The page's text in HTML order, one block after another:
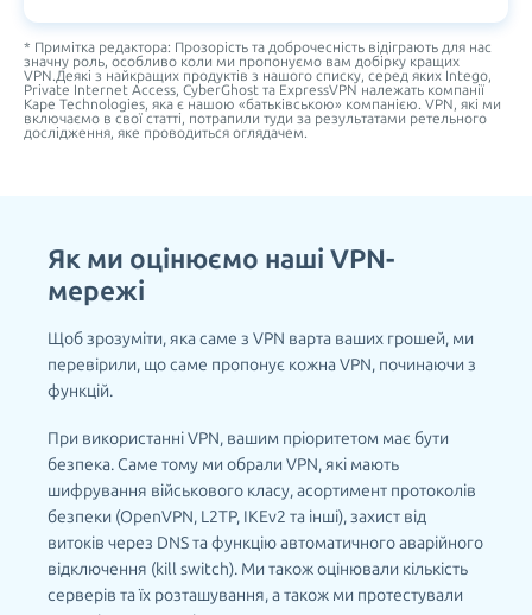
* Примітка редактора: Прозорість та доброчесність відіграють для нас
значну роль, особливо коли ми пропонуємо вам добірку кращих
VPN.Деякі з найкращих продуктів з нашого списку, серед яких Intego,
Private Internet Access, CyberGhost та ExpressVPN належать компанії
Kape Technologies, яка є нашою «батьківською» компанією. VPN, які ми
включаємо в свої статті, потрапили туди за результатами ретельного
дослідження, яке проводиться оглядачем.
Як ми оцінюємо наші VPN-
мережі
Щоб зрозуміти, яка саме з VPN варта ваших грошей, ми
перевірили, що саме пропонує кожна VPN, починаючи з
функцій.
При використанні VPN, вашим пріоритетом має бути
безпека. Саме тому ми обрали VPN, які мають
шифрування військового класу, асортимент протоколів
безпеки (OpenVPN, L2TP, IKEv2 та інші), захист від
витоків через DNS та функцію автоматичного аварійного
відключення (kill switch). Ми також оцінювали кількість
серверів та їх розташування, а також ми протестували